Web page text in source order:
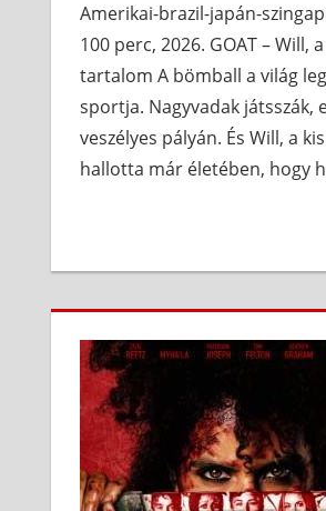
Amerikai-brazil-japán-
100 perc, 2026. GOAT – Will,
tartalom A bömball a világ
sportja. Nagyvadak játsszák,
veszélyes pályán. És Will, a
hallotta már életében, hogy